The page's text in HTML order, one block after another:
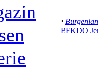
·
BFKDO